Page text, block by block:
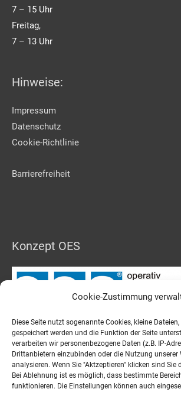
Cookie-Zustimmung
Diese Seite nutzt sogenannte Cookies, kleine
gespeichert werden und die Funktion der Seite
verarbeiten wir personenbezogene Daten (z.B. IP-
Drittanbietern einzubinden oder die Nutzung unserer
analysieren. Wenn Sie "Aktzeptieren" klicken sind Sie
Bei Ablehnung ist es möglich, dass bestimmte
funktionieren. Die Einstellungen können auch
7 – 15 Uhr
Freitag,
7 – 13 Uhr
Hinweise:
Impressum
Datenschutz
Cookie-Richtlinie
Barrierefreiheit
Konzept OES
Schulträger